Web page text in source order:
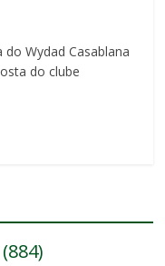
Wydad Casablana
do clube
(884)